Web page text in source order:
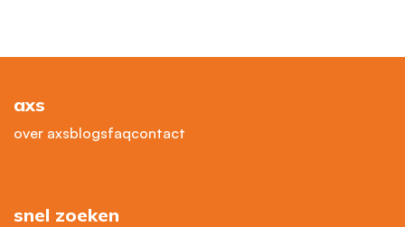
axs
over axsblogsfaqcontact
snel zoeken